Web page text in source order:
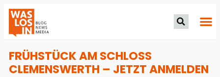
FRÜHSTÜCK AM SCHLOSS
CLEMENSWERTH – JETZT ANMELDEN